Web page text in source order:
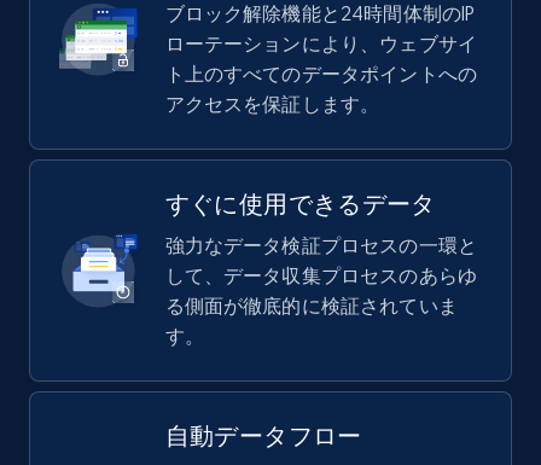
ブロック解除機能と24時間体制のIP
ローテーションにより、ウェブサイ
ト上のすべてのデータポイントへの
アクセスを保証します。
すぐに使用できるデータ
強力なデータ検証プロセスの一環と
して、データ収集プロセスのあらゆ
る側面が徹底的に検証されていま
す。
自動データフロー